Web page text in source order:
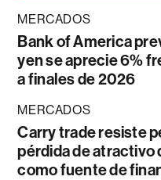
MERCADOS
Bank of America
yen se aprecie 6%
a finales de 2026
MERCADOS
Carry trade resiste
pérdida de atractivo
como fuente de